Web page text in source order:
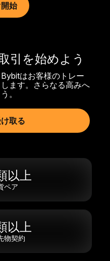
始
引を始めよう
はお客様のトレー
ます。さらなる高みへ
。
取る
以上
ペア
以上
物契約